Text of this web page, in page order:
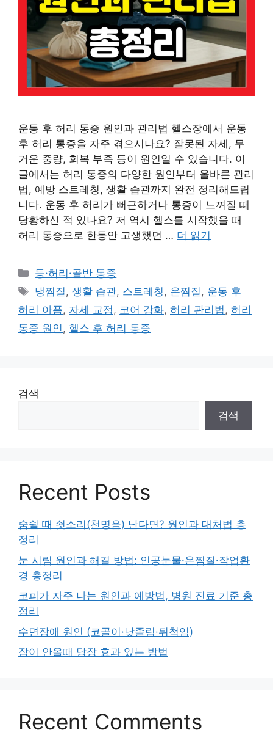
운동 후 허리 통증 원인과 관리법 헬스장에서 운동
후 허리 통증을 자주 겪으시나요? 잘못된 자세, 무
거운 중량, 회복 부족 등이 원인일 수 있습니다. 이
글에서는 허리 통증의 다양한 원인부터 올바른 관리
법, 예방 스트레칭, 생활 습관까지 완전 정리해드립
니다. 운동 후 허리가 뻐근하거나 통증이 느껴질 때
당황하신 적 있나요? 저 역시 헬스를 시작했을 때
허리 통증으로 한동안 고생했던 … 더 읽기
카
테
리
등·허리·골반 통증
태
그
냉찜질,생활 습관, 스트레칭, 온찜질, 운동 후
허리 아픔, 자세 교정, 코어 강화, 허리 관리법, 허리
통증 원인, 헬스 후 허리 통증
검색
검색
Recent Posts
숨쉴 때 쇳소리(천명음) 난다면? 원인과 대처법 총
정리
눈 시림 원인과 해결 방법: 인공눈물·온찜질·작업환
경 총정리
코피가 자주 나는 원인과 예방법, 병원 진료 기준 총
정리
수면장애 원인 (코골이·낮졸림·뒤척임)
잠이 안올때 당장 효과 있는 방법
Recent Comments